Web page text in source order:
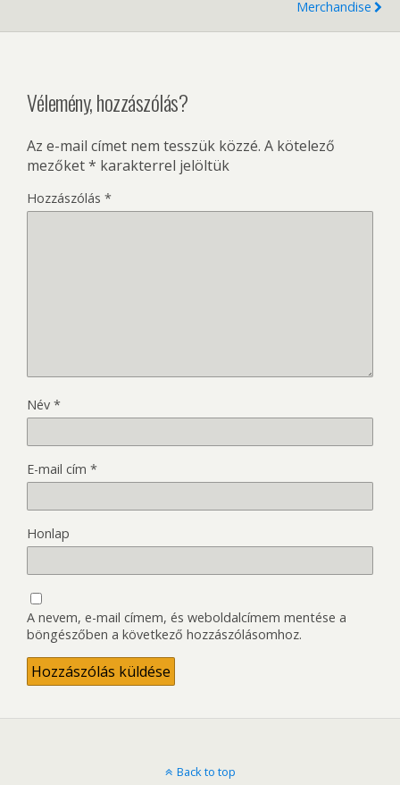
Merchandise
Vélemény, hozzászólás?
Az e-mail címet nem tesszük közzé. A kötelező
mezőket* karakterrel jelöltük
Hozzászólás *
Név *
E-mail cím *
Honlap
A nevem, e-mail címem, és weboldalcímem mentése a
böngészőben a következő hozzászólásomhoz.
Back to top